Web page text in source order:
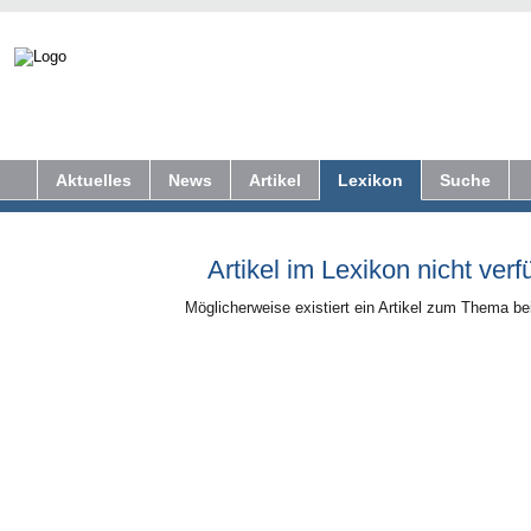
Aktuelles News Artikel Lexikon Suche
Artikel im Lexikon nicht
Möglicherweise existiert ein Artikel zum Thema